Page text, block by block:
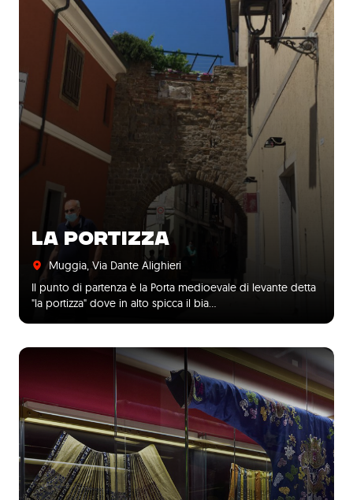
LA PORTIZZA
Muggia, Via Dante Alighieri
Il punto di partenza è la Porta medioevale di levante detta
"la portizza" dove in alto spicca il bia…